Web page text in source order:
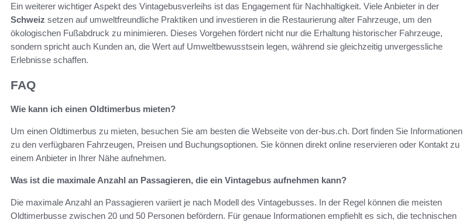
Ein weiterer wichtiger Aspekt des Vintagebusverleihs ist das Engagement für Nachhaltigkeit. Viele Anbieter in der
Schweiz setzen auf umweltfreundliche Praktiken und investieren in die Restaurierung alter Fahrzeuge, um den
ökologischen Fußabdruck zu minimieren. Dieses Vorgehen fördert nicht nur die Erhaltung historischer Fahrzeuge,
sondern spricht auch Kunden an, die Wert auf Umweltbewusstsein legen, während sie gleichzeitig unvergessliche
Erlebnisse schaffen.
FAQ
Wie kann ich einen Oldtimerbus mieten?
Um einen Oldtimerbus zu mieten, besuchen Sie am besten die Webseite von der-bus.ch. Dort finden Sie Informationen
zu den verfügbaren Fahrzeugen, Preisen und Buchungsoptionen. Sie können direkt online reservieren oder Kontakt zu
einem Anbieter in Ihrer Nähe aufnehmen.
Was ist die maximale Anzahl an Passagieren, die ein Vintagebus aufnehmen kann?
Die maximale Anzahl an Passagieren variiert je nach Modell des Vintagebusses. In der Regel können die meisten
Oldtimerbusse zwischen 20 und 50 Personen befördern. Für genaue Informationen empfiehlt es sich, die technischen